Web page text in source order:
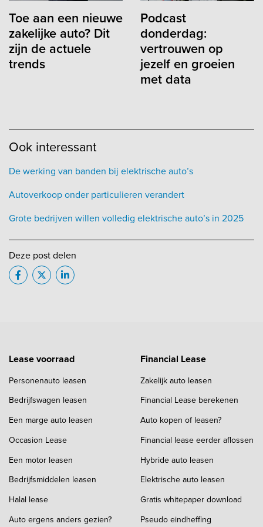
Ook interessant
De werking van banden bij elektrische auto’s
Autoverkoop onder particulieren verandert
Grote bedrijven willen volledig elektrische auto’s in 2025
Deze post delen
Toe aan een nieuwe
zakelijke auto? Dit
zijn de actuele
trends
Podcast
donderdag:
vertrouwen op
jezelf en groeien
met data
Lease voorraad
Personenauto leasen
Bedrijfswagen leasen
Een marge auto leasen
Occasion Lease
Een motor leasen
Bedrijfsmiddelen leasen
Halal lease
Auto ergens anders gezien?
Financial Lease
Zakelijk auto leasen
Financial Lease berekenen
Auto kopen of leasen?
Financial lease eerder aflossen
Hybride auto leasen
Elektrische auto leasen
Gratis whitepaper download
Pseudo eindheffing